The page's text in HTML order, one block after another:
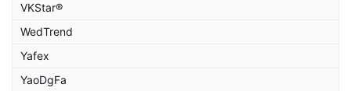
VKStar®
WedTrend
Yafex
YaoDgFa